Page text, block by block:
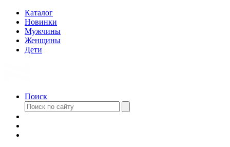
Каталог
Новинки
Мужчины
Женщины
Дети
Поиск